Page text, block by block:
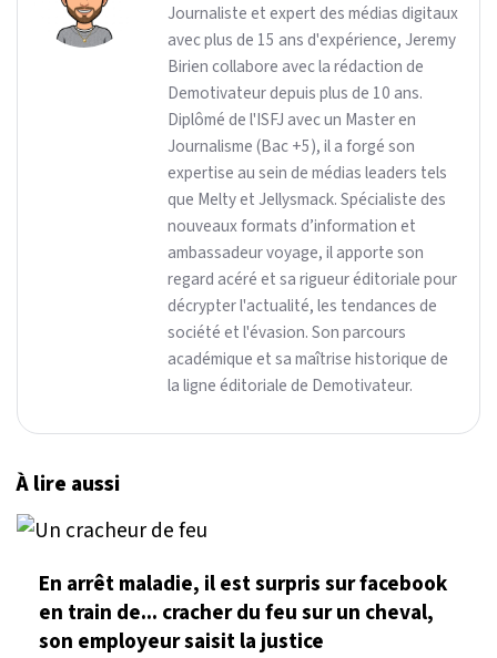
Journaliste et expert des médias digitaux
avec plus de 15 ans d'expérience, Jeremy
Birien collabore avec la rédaction de
Demotivateur depuis plus de 10 ans.
Diplômé de l'ISFJ avec un Master en
Journalisme (Bac +5), il a forgé son
expertise au sein de médias leaders tels
que Melty et Jellysmack. Spécialiste des
nouveaux formats d’information et
ambassadeur voyage, il apporte son
regard acéré et sa rigueur éditoriale pour
décrypter l'actualité, les tendances de
société et l'évasion. Son parcours
académique et sa maîtrise historique de
la ligne éditoriale de Demotivateur.
À lire aussi
En arrêt maladie, il est surpris sur facebook
en train de... cracher du feu sur un cheval,
son employeur saisit la justice